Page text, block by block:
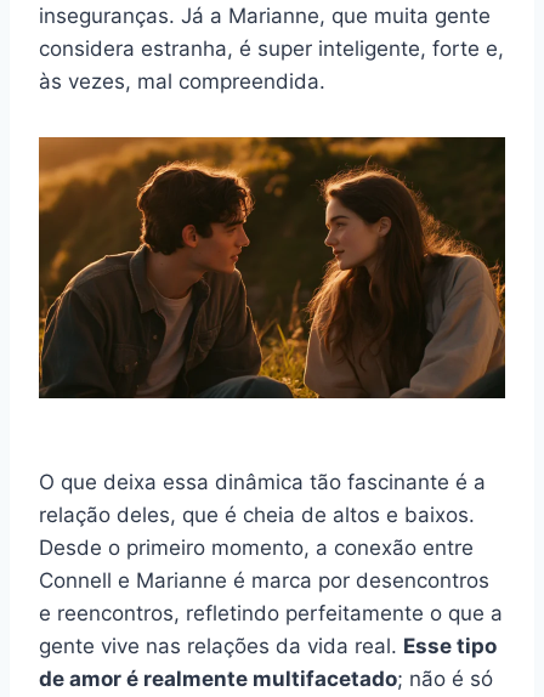
inseguranças. Já a Marianne, que muita gente
considera estranha, é super inteligente, forte e,
às vezes, mal compreendida.
O que deixa essa dinâmica tão fascinante é a
relação deles, que é cheia de altos e baixos.
Desde o primeiro momento, a conexão entre
Connell e Marianne é marca por desencontros
e reencontros, refletindo perfeitamente o que a
gente vive nas relações da vida real. Esse tipo
de amor é realmente multifacetado; não é só